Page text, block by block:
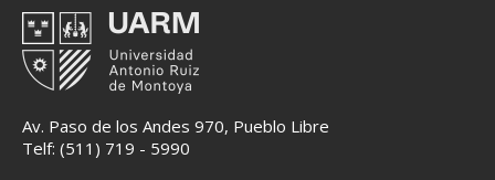
Av. Paso de los Andes 970, Pueblo Libre
Telf: (511) 719 - 5990